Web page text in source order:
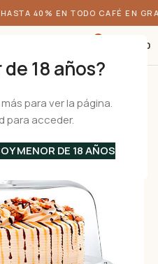
18 años?
para ver la página.
para acceder.
MENOR DE 18 AÑOS
40% EN TODO CAFÉ EN
0.00